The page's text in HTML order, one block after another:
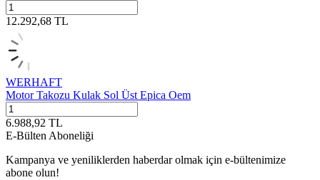
12.292,68 TL
WERHAFT
Motor Takozu Kulak Sol Üst Epica Oem
6.988,92 TL
E-Bülten Aboneliği
Kampanya ve yeniliklerden haberdar olmak için e-bültenimize
abone olun!